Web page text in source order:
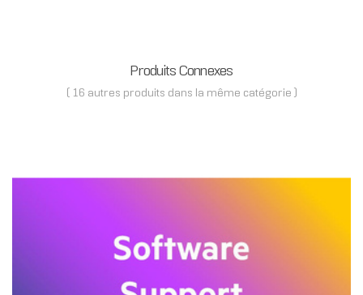
Produits Connexes
( 16 autres produits dans la même catégorie )